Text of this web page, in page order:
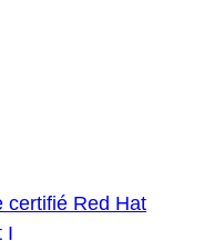
certifié Red Hat
I